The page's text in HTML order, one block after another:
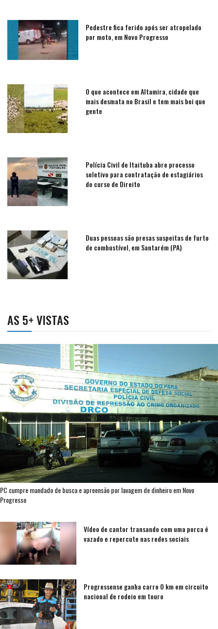
Pedestre fica ferido após ser atropelado
por moto, em Novo Progresso
O que acontece em Altamira, cidade que
mais desmata no Brasil e tem mais boi que
gente
Polícia Civil de Itaituba abre processo
seletivo para contratação de estagiários
do curso de Direito
Duas pessoas são presas suspeitas de furto
de combustível, em Santarém (PA)
AS 5+ VISTAS
PC cumpre mandado de busca e apreensão por lavagem de dinheiro em Novo
Progresso
Vídeo de cantor transando com uma porca é
vazado e repercute nas redes sociais
Progressense ganha carro 0 km em circuito
nacional de rodeio em touro